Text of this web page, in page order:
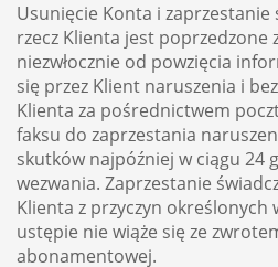
Usunięcie Konta i zaprzestanie
rzecz Klienta jest poprzedzone
niezwłocznie od powzięcia
się przez Klient naruszenia i
Klienta za pośrednictwem
faksu do zaprzestania
skutków najpóźniej w ciągu 24
wezwania. Zaprzestanie
Klienta z przyczyn
ustępie nie wiąże się ze
abonamentowej.